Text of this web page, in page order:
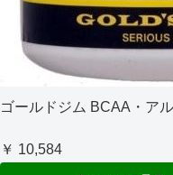
ゴールドジム BCAA・ア
￥ 10,584